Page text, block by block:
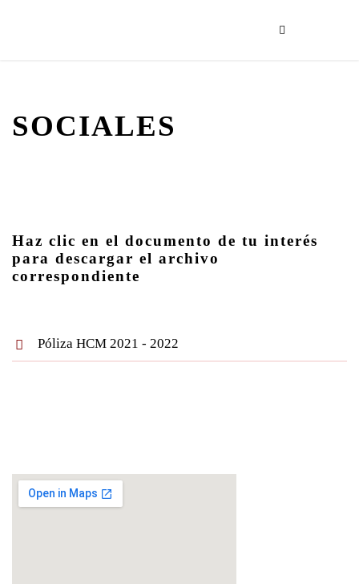
SOCIALES
Haz clic en el documento de tu interés
para descargar el archivo
correspondiente
Póliza HCM 2021 - 2022